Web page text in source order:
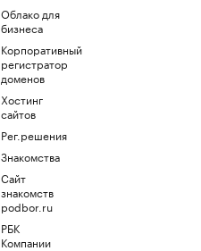
Облако для
бизнеса
Корпоративный
регистратор
доменов
Хостинг
сайтов
Рег.решения
Знакомства
Сайт
знакомств
podbor.ru
РБК
Компании